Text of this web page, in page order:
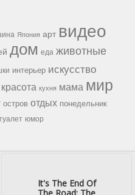
Япония арт видео
дом еда животные
интерьер искусство
красота кухня мама мир
остров отдых понедельник
юмор